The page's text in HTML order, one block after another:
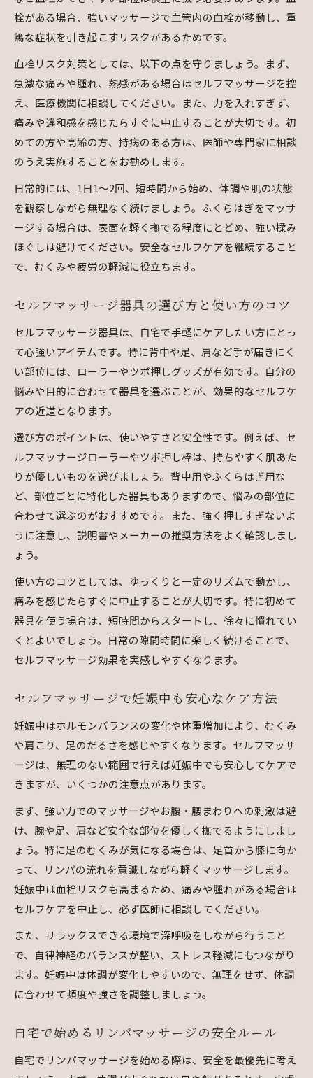
栓がある場合、強いマッサージで血管内の血栓が移動し、重
篤な症状を引き起こすリスクがあるためです。
血栓リスク対策としては、以下の点を守りましょう。まず、
急激な痛みや腫れ、熱感がある場合はセルフマッサージを控
え、医療機関に相談してください。また、力を入れすぎず、
痛みや違和感を感じたらすぐに中止することが大切です。初
めての方や高齢の方、持病のある方は、医師や専門家に相談
のうえ実施することをお勧めします。
日常的には、1日1～2回、短時間から始め、体調や肌の状態
を観察しながら無理なく続けましょう。ふくらはぎをマッサ
ージする場合は、表面を軽く撫でる程度にとどめ、強い揉み
ほぐしは避けてください。安全なセルフケアを継続すること
で、むくみや疲労の軽減に役立ちます。
セルフマッサージ器具の選び方と使い方のコツ
セルフマッサージ器具は、自宅で手軽にケアしたい方にとっ
て心強いアイテムです。特に背中や足、肩など手が届きにく
い部位には、ローラーやツボ押しグッズが有効です。自分の
悩みや目的に合わせて器具を選ぶことが、効果的なセルフケ
アの近道となります。
選び方のポイントは、使いやすさと安全性です。例えば、セ
ルフマッサージローラーやツボ押し棒は、持ちやすく肌あた
りが優しいものを選びましょう。背中用やふくらはぎ用な
ど、部位ごとに特化した器具もありますので、悩みの部位に
合わせて選ぶのがおすすめです。また、強く押しすぎないよ
うに注意し、説明書やメーカーの推奨方法をよく確認しまし
ょう。
使い方のコツとしては、ゆっくりと一定のリズムで動かし、
痛みを感じたらすぐに中止することが大切です。特に初めて
器具を使う場合は、短時間からスタートし、徐々に慣れてい
くとよいでしょう。日常の隙間時間に楽しく続けることで、
セルフマッサージ効果を実感しやすくなります。
セルフマッサージで妊娠中も安心なケア方法
妊娠中はホルモンバランスの変化や体重増加により、むくみ
や肩こり、足のだるさを感じやすくなります。セルフマッサ
ージは、無理のない範囲で行えば妊娠中でも安心してケアで
きますが、いくつかの注意点があります。
まず、強い力でのマッサージやお腹・腰まわりへの刺激は避
け、腕や足、肩など安全な部位を優しく撫でるようにしまし
ょう。特に足のむくみが気になる場合は、足首から膝に向か
って、リンパの流れを意識しながら軽くマッサージします。
妊娠中は血栓リスクも高まるため、痛みや腫れがある場合は
セルフケアを中止し、必ず医師に相談してください。
また、リラックスできる環境で深呼吸をしながら行うこと
で、自律神経のバランスが整い、ストレス軽減にもつながり
ます。妊娠中は体調が変化しやすいので、無理をせず、体調
に合わせて頻度や強さを調整しましょう。
自宅で始めるリンパマッサージの安全ルール
自宅でリンパマッサージを始める際は、安全を最優先に考え